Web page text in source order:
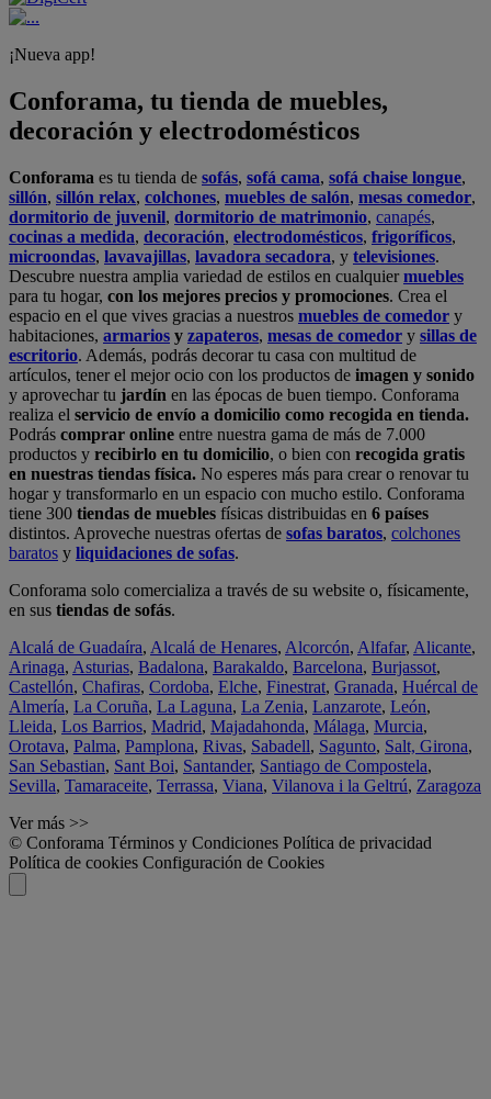
¡Nueva app!
Conforama, tu tienda de muebles,
decoración y electrodomésticos
Conforama es tu tienda de sofás, sofá cama, sofá chaise longue,
sillón, sillón relax, colchones, muebles de salón, mesas comedor,
dormitorio de juvenil, dormitorio de matrimonio, canapés,
cocinas a medida, decoración, electrodomésticos, frigoríficos,
microondas, lavavajillas, lavadora secadora, y televisiones.
Descubre nuestra amplia variedad de estilos en cualquiermuebles
para tu hogar, con los mejores precios y promociones. Crea el
espacio en el que vives gracias a nuestros muebles de comedor y
habitaciones, armarios y zapateros, mesas de comedor y sillas de
escritorio. Además, podrás decorar tu casa con multitud de
artículos, tener el mejor ocio con los productos de imagen y sonido
y aprovechar tu jardín en las épocas de buen tiempo. Conforama
realiza el servicio de envío a domicilio como recogida en tienda.
Podrás comprar online entre nuestra gama de más de 7.000
productos y recibirlo en tu domicilio, o bien con recogida gratis
en nuestras tiendas física. No esperes más para crear o renovar tu
hogar y transformarlo en un espacio con mucho estilo. Conforama
tiene 300 tiendas de muebles físicas distribuidas en 6 países
distintos. Aproveche nuestras ofertas de sofas baratos, colchones
baratos y liquidaciones de sofas.
Conforama solo comercializa a través de su website o, físicamente,
en sus tiendas de sofás.
Alcalá de Guadaíra, Alcalá de Henares, Alcorcón, Alfafar, Alicante,
Arinaga, Asturias, Badalona, Barakaldo, Barcelona, Burjassot,
Castellón, Chafiras, Cordoba, Elche, Finestrat, Granada, Huércal de
Almería, La Coruña, La Laguna, La Zenia, Lanzarote, León,
Lleida, Los Barrios, Madrid, Majadahonda, Málaga, Murcia,
Orotava, Palma, Pamplona, Rivas, Sabadell, Sagunto, Salt, Girona,
San Sebastian, Sant Boi, Santander, Santiago de Compostela,
Sevilla, Tamaraceite, Terrassa, Viana, Vilanova i la Geltrú, Zaragoza
Ver más >>
© Conforama Términos y Condiciones Política de privacidad
Política de cookies Configuración de Cookies